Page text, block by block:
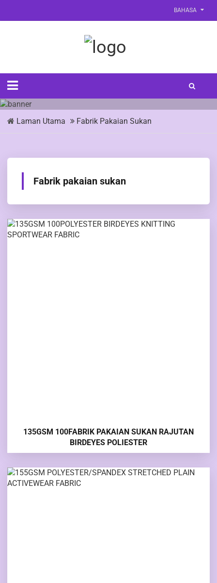
BAHASA
Laman Utama Fabrik Pakaian Sukan
Fabrik pakaian sukan
135GSM 100FABRIK PAKAIAN SUKAN RAJUTAN
BIRDEYES POLIESTER